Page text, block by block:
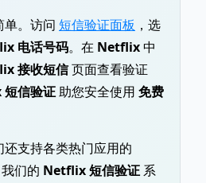
单。访问 短信验证面板 ，选
电话号码。在 Netflix中
接收短信页面查看验证
信验证助您安全使用 免费
还支持各类热门应用的
们的 Netflix 短信验证 系